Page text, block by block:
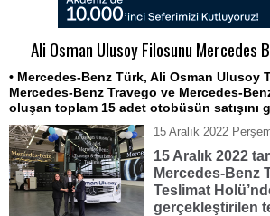
Ali Osman Ulusoy Filosunu Mercedes
• Mercedes-Benz Türk, Ali Osman Ulusoy
Mercedes-Benz Travego ve Mercedes-
oluşan toplam 15 adet otobüsün satışını
15 Aralık 2022
15 Aralık 2022
Mercedes-Benz
Teslimat
gerçekleştirilen